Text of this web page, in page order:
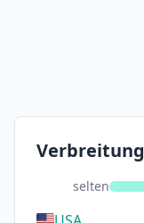
Verbreitung
selten